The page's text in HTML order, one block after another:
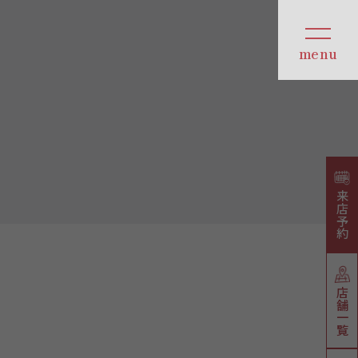
来店予約
店舗一覧